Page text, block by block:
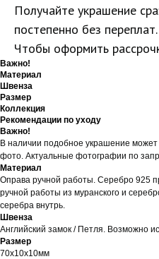
Получайте украшение
постепенно без переплат.
Чтобы оформить
Важно!
Материал
Швенза
Размер
Коллекция
Рекомендации по уходу
Важно!
В наличии подобное украшение может
фото. Актуальные фотографии по
Материал
Оправа ручной работы. Серебро 925
ручной работы из муранского и
серебра внутрь.
Швенза
Английский замок / Петля. Возможно
Размер
70х10х10мм